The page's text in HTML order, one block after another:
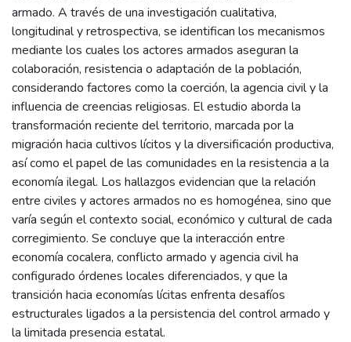
armado. A través de una investigación cualitativa,
longitudinal y retrospectiva, se identifican los mecanismos
mediante los cuales los actores armados aseguran la
colaboración, resistencia o adaptación de la población,
considerando factores como la coerción, la agencia civil y la
influencia de creencias religiosas. El estudio aborda la
transformación reciente del territorio, marcada por la
migración hacia cultivos lícitos y la diversificación productiva,
así como el papel de las comunidades en la resistencia a la
economía ilegal. Los hallazgos evidencian que la relación
entre civiles y actores armados no es homogénea, sino que
varía según el contexto social, económico y cultural de cada
corregimiento. Se concluye que la interacción entre
economía cocalera, conflicto armado y agencia civil ha
configurado órdenes locales diferenciados, y que la
transición hacia economías lícitas enfrenta desafíos
estructurales ligados a la persistencia del control armado y
la limitada presencia estatal.